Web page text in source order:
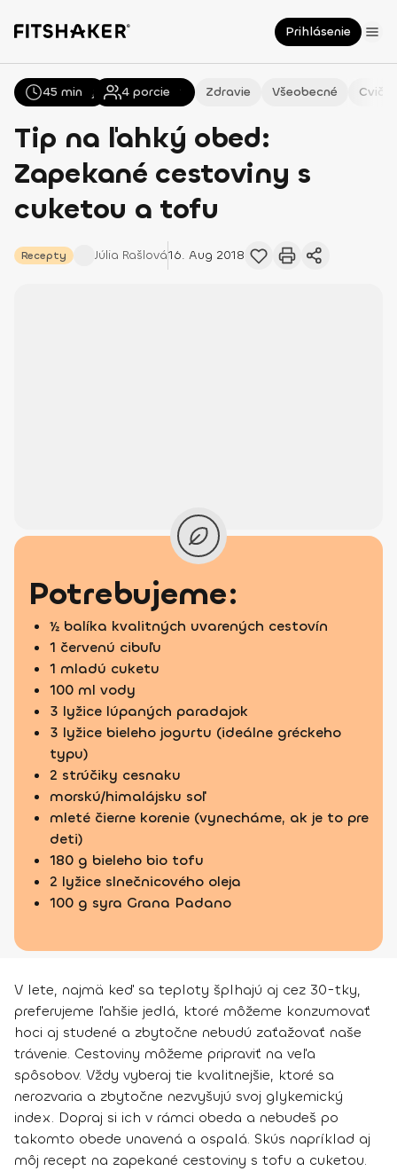
Prihlásenie
Všetky Recepty Zdravie Všeobecné
Tip na ľahký obed:
Zapekané cestoviny s
cuketou a tofu
Recepty Júlia Rašlová16. Aug 2018
45 min 4 porcie
Potrebujeme:
½ balíka kvalitných uvarených cestovín
1 červenú cibuľu
1 mladú cuketu
100 ml vody
3 lyžice lúpaných paradajok
3 lyžice bieleho jogurtu (ideálne gréckeho
typu)
2 strúčiky cesnaku
morskú/himalájsku soľ
mleté čierne korenie (vynecháme, ak je to pre
deti)
180 g bieleho bio tofu
2 lyžice slnečnicového oleja
100 g syra Grana Padano
V lete, najmä keď sa teploty šplhajú aj cez 30-tky,
preferujeme ľahšie jedlá, ktoré môžeme konzumovať
hoci aj studené a zbytočne nebudú zaťažovať naše
trávenie. Cestoviny môžeme pripraviť na veľa
spôsobov. Vždy vyberaj tie kvalitnejšie, ktoré sa
nerozvaria a zbytočne nezvyšujú svoj glykemický
index. Dopraj si ich v rámci obeda a nebudeš po
takomto obede unavená a ospalá. Skús napríklad aj
môj recept na zapekané cestoviny s tofu a cuketou.